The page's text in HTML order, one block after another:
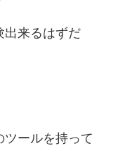
出来るはずだ
ールを持って